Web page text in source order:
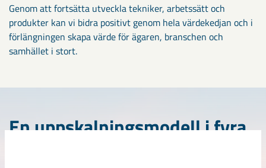
Genom att fortsätta utveckla tekniker, arbetssätt och
produkter kan vi bidra positivt genom hela värdekedjan och i
förlängningen skapa värde för ägaren, branschen och
samhället i stort.
En uppskalningsmodell i fyra